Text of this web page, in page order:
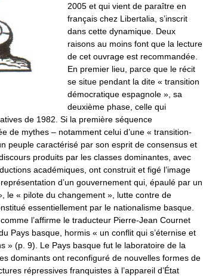
2005 et qui vient de paraître en
français chez Libertalia, s’inscrit
dans cette dynamique. Deux
raisons au moins font que la lecture
de cet ouvrage est recommandée.
En premier lieu, parce que le récit
se situe pendant la dite « transition
démocratique espagnole », sa
deuxième phase, celle qui
de 1982. Si la première séquence
de mythes – notamment celui d’une « transition-
peuple caractérisé par son esprit de consensus et
produits par les classes dominantes, avec
académiques, ont construit et figé l’image
d’un gouvernement qui, épaulé par un
le « pilote du changement », lutte contre de
essentiellement par le nationalisme basque.
l’affirme le traducteur Pierre-Jean Cournet
Pays basque, hormis « un conflit qui s’éternise et
» (p. 9). Le Pays basque fut le laboratoire de la
dominants ont reconfiguré de nouvelles formes de
répressives franquistes à l’appareil d’État